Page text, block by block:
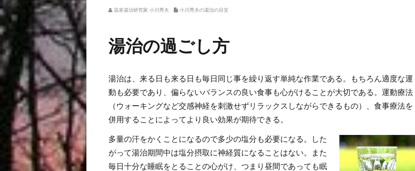
温泉湯治研究家 小川秀夫 小川秀夫の湯治の目安
湯治の過ごし方
湯治は、来る日も来る日も毎日同じ事を繰り返す単純な作業である。もちろん適度な運
動も必要であり、偏らないバランスの良い食事も心がけることが大切である。運動療法
（ウォーキングなど交感神経を刺激せずリラックスしながらできるもの）、食事療法を
併用することによってより良い効果が期待できる。
多量の汗をかくことになるので多少の塩分も必要になる。した
がって湯治期間中は塩分摂取に神経質になることはない。また
毎日十分な睡眠をとることの心がけ、つまり昼間であっても眠